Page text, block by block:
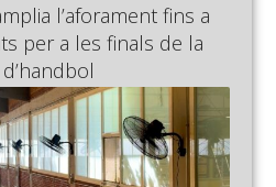
l’aforament fins a
per a les finals de la